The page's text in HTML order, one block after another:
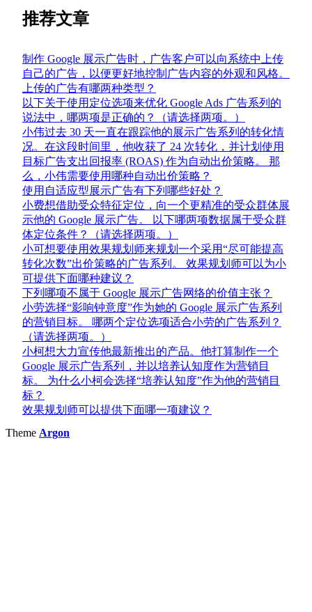
推荐文章
制作 Google 展示广告时，广告客户可以向系统中上传
自己的广告，以便更好地控制广告内容的外观和风格。
上传的广告有哪两种类型？
以下关于使用定位选项来优化 Google Ads 广告系列的
说法中，哪两项是正确的？（请选择两项。）
小伟过去 30 天一直在跟踪他的展示广告系列的转化情
况。在这段时间里，他收获了 24 次转化，并计划使用
目标广告支出回报率 (ROAS) 作为自动出价策略。 那
么，小伟需要使用哪种自动出价策略？
使用自适应型展示广告有下列哪些好处？
小费想借助受众特征定位，向一个更精准的受众群体展
示他的 Google 展示广告。 以下哪两项数据属于受众群
体定位条件？（请选择两项。）
小可想要使用效果规划师来规划一个采用“尽可能提高
转化次数”出价策略的广告系列。 效果规划师可以为小
可提供下面哪种建议？
下列哪项不属于 Google 展示广告网络的价值主张？
小劳选择“影响钟意度”作为她的 Google 展示广告系列
的营销目标。 哪两个定位选项适合小劳的广告系列？
（请选择两项。）
小柯想大力宣传他最新推出的产品。他打算制作一个
Google 展示广告系列，并以培养认知度作为营销目
标。 为什么小柯会选择“培养认知度”作为他的营销目
标？
效果规划师可以提供下面哪一项建议？
Theme Argon